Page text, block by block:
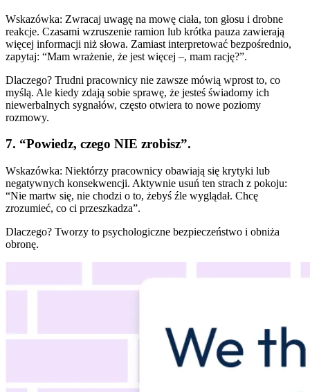
Wskazówka: Zwracaj uwagę na mowę ciała, ton głosu i drobne
reakcje. Czasami wzruszenie ramion lub krótka pauza zawierają
więcej informacji niż słowa. Zamiast interpretować bezpośrednio,
zapytaj: “Mam wrażenie, że jest więcej –, mam rację?”.
Dlaczego? Trudni pracownicy nie zawsze mówią wprost to, co
myślą. Ale kiedy zdają sobie sprawę, że jesteś świadomy ich
niewerbalnych sygnałów, często otwiera to nowe poziomy
rozmowy.
7. “Powiedz, czego NIE zrobisz”.
Wskazówka: Niektórzy pracownicy obawiają się krytyki lub
negatywnych konsekwencji. Aktywnie usuń ten strach z pokoju:
“Nie martw się, nie chodzi o to, żebyś źle wyglądał. Chcę
zrozumieć, co ci przeszkadza”.
Dlaczego? Tworzy to psychologiczne bezpieczeństwo i obniża
obronę.